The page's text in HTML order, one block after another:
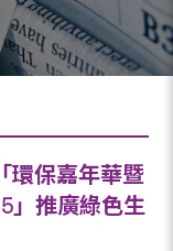
環保嘉年華暨
」推廣綠色生